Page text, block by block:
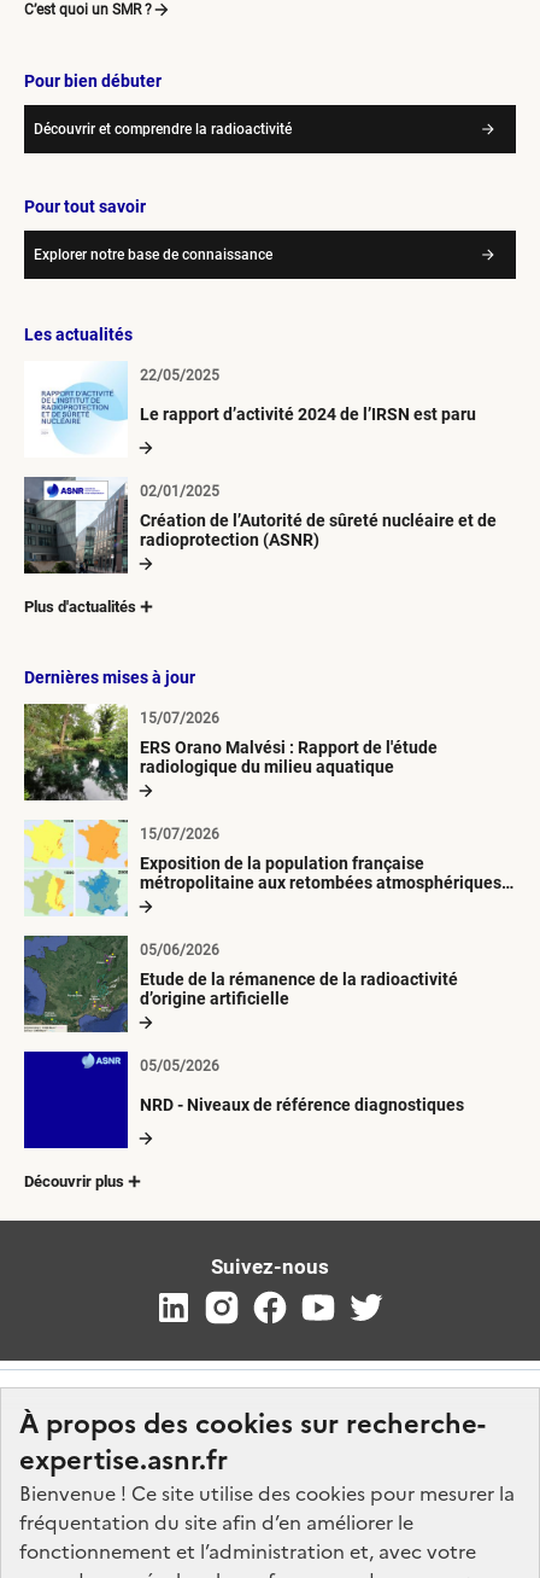
À propos des cookies sur recherche-
expertise.asnr.fr
Bienvenue ! Ce site utilise des cookies pour mesurer la
fréquentation du site afin d’en améliorer le
fonctionnement et l’administration et, avec votre
C’est quoi un SMR ?
Pour bien débuter
Découvrir et comprendre la radioactivité
Pour tout savoir
Explorer notre base de connaissance
Les actualités
Le rapport d’activité 2024 de l’IRSN est paru
22/05/2025
Création de l’Autorité de sûreté nucléaire et de
radioprotection (ASNR)
02/01/2025
Plus d'actualités
Dernières mises à jour
ERS Orano Malvési : Rapport de l'étude
radiologique du milieu aquatique
15/07/2026
Exposition de la population française
métropolitaine aux retombées atmosphériques
radioactives depuis 1945
15/07/2026
Etude de la rémanence de la radioactivité
d’origine artificielle
05/06/2026
NRD - Niveaux de référence diagnostiques
05/05/2026
Découvrir plus
Suivez-nous
Nos marchés